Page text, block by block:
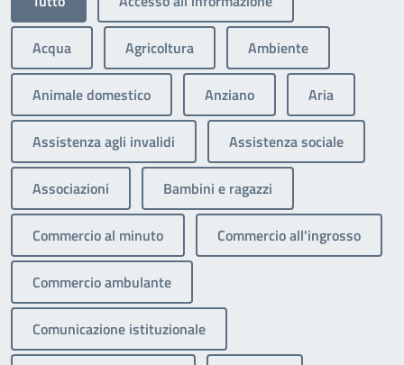
Acqua Agricoltura Ambiente
Animale domestico Anziano Aria
Assistenza agli invalidi Assistenza sociale
Associazioni Bambini e ragazzi
Commercio al minuto Commercio all'ingrosso
Commercio ambulante
Comunicazione istituzionale